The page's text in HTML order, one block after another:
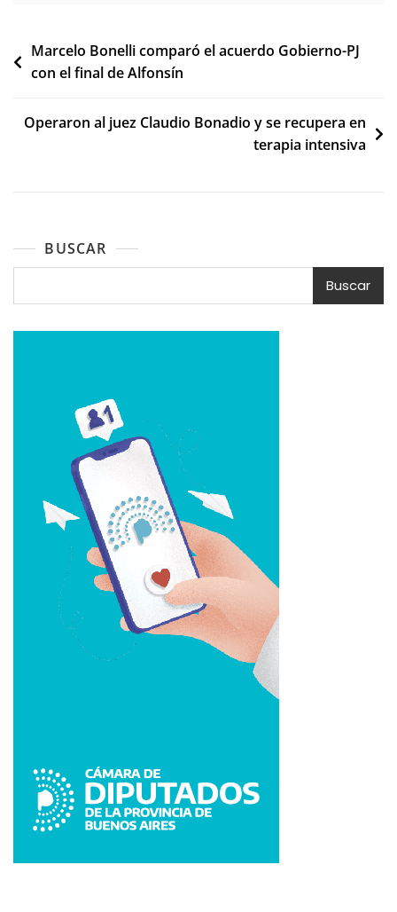
Navegación
de
Marcelo Bonelli comparó el acuerdo Gobierno-PJ
con el final de Alfonsín
Operaron al juez Claudio Bonadio y se recupera en
terapia intensiva
BUSCAR
Buscar